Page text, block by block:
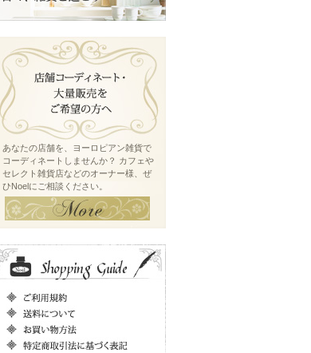
あなたの店舗を、ヨーロピアン雑貨で
コーディネートしませんか？ カフェや
セレクト雑貨店などのオーナー様、ぜ
ひNoelにご相談ください。